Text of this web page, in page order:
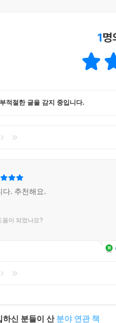
1명
적절한 글을 감지 중입니다.
다. 추천해요.
움이 되었나요?
하신 분들이 산 분야 연관 책